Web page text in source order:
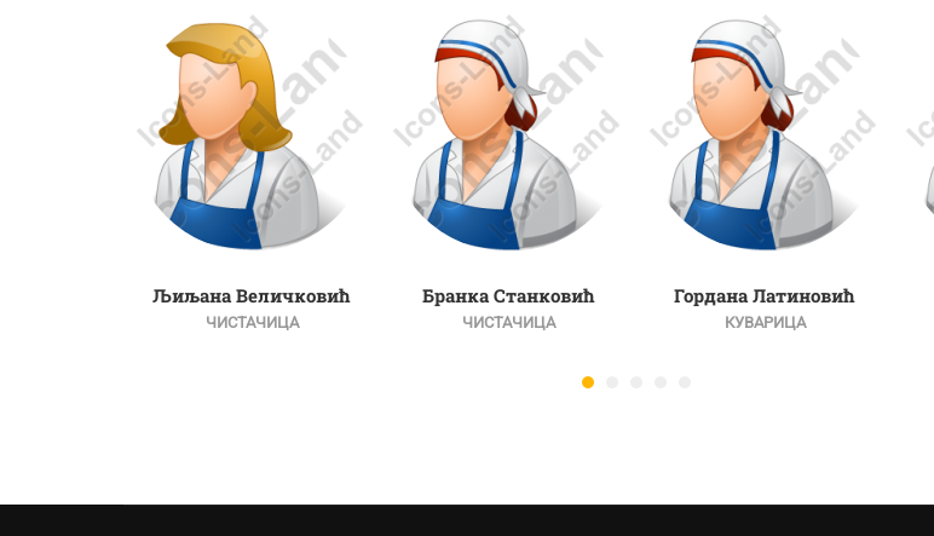
Љиљана Величковић
ЧИСТАЧИЦА
Бранка Станковић
ЧИСТАЧИЦА
Гордана Латиновић
КУВАРИЦА